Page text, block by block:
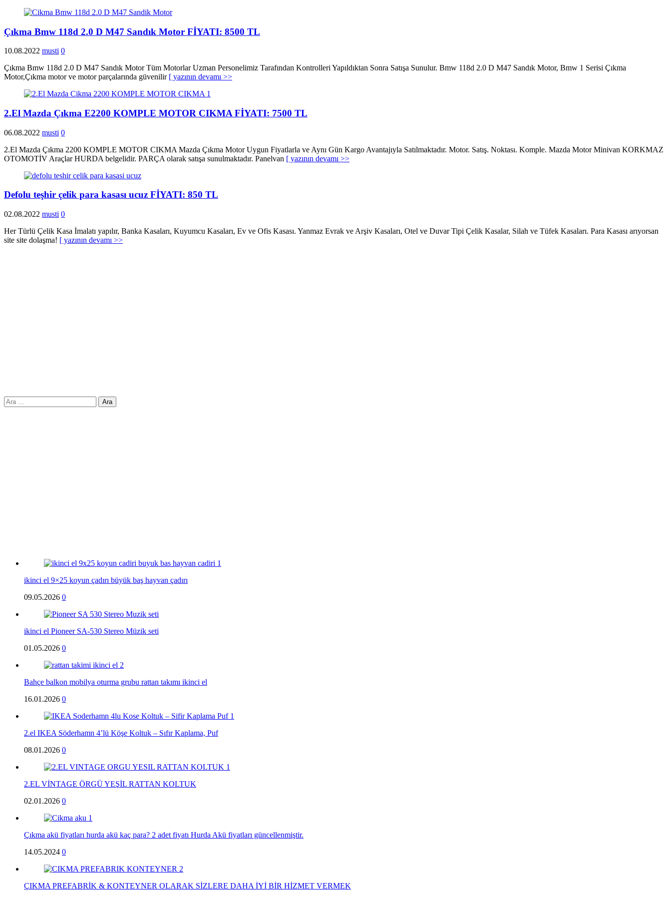
Çıkma Bmw 118d 2.0 D M47 Sandık Motor FİYATI: 8500 TL
10.08.2022 musti 0
Çıkma Bmw 118d 2.0 D M47 Sandık Motor Tüm Motorlar Uzman Personelimiz Tarafından Kontrolleri Yapıldıktan Sonra Satışa Sunulur. Bmw 118d 2.0 D M47 Sandık Motor, Bmw 1 Serisi Çıkma
Motor,Çıkma motor ve motor parçalarında güvenilir [ yazının devamı >>
2.El Mazda Çıkma E2200 KOMPLE MOTOR CIKMA FİYATI: 7500 TL
06.08.2022 musti 0
2.El Mazda Çıkma 2200 KOMPLE MOTOR CIKMA Mazda Çıkma Motor Uygun Fiyatlarla ve Aynı Gün Kargo Avantajıyla Satılmaktadır. Motor. Satış. Noktası. Komple. Mazda Motor Minivan KORKMAZ
OTOMOTİV Araçlar HURDA belgelidir. PARÇA olarak satışa sunulmaktadır. Panelvan [ yazının devamı >>
Defolu teşhir çelik para kasası ucuz FİYATI: 850 TL
02.08.2022 musti 0
Her Türlü Çelik Kasa İmalatı yapılır, Banka Kasaları, Kuyumcu Kasaları, Ev ve Ofis Kasası. Yanmaz Evrak ve Arşiv Kasaları, Otel ve Duvar Tipi Çelik Kasalar, Silah ve Tüfek Kasaları. Para Kasası arıyorsan
site site dolaşma! [ yazının devamı >>
Arama:
ikinci el 9×25 koyun çadırı büyük baş hayvan çadırı
09.05.2026 0
ikinci el Pioneer SA-530 Stereo Müzik seti
01.05.2026 0
Bahçe balkon mobilya oturma grubu rattan takımı ikinci el
16.01.2026 0
2.el IKEA Söderhamn 4’lü Köşe Koltuk – Sıfır Kaplama, Puf
08.01.2026 0
2.EL VİNTAGE ÖRGÜ YEŞİL RATTAN KOLTUK
02.01.2026 0
Çıkma akü fiyatları hurda akü kaç para? 2 adet fiyatı Hurda Akü fiyatları güncellenmiştir.
14.05.2024 0
ÇIKMA PREFABRİK & KONTEYNER OLARAK SİZLERE DAHA İYİ BİR HİZMET VERMEK